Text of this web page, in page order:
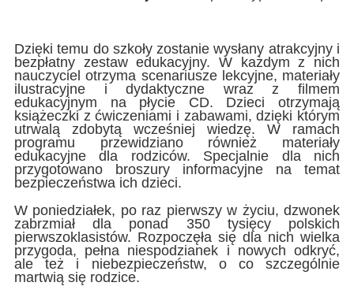
Dzięki temu do szkoły zostanie wysłany atrakcyjny i
bezpłatny zestaw edukacyjny. W każdym z nich
nauczyciel otrzyma scenariusze lekcyjne, materiały
ilustracyjne i dydaktyczne wraz z filmem
edukacyjnym na płycie CD. Dzieci otrzymają
książeczki z ćwiczeniami i zabawami, dzięki którym
utrwalą zdobytą wcześniej wiedzę. W ramach
programu przewidziano również materiały
edukacyjne dla rodziców. Specjalnie dla nich
przygotowano broszury informacyjne na temat
bezpieczeństwa ich dzieci.
W poniedziałek, po raz pierwszy w życiu, dzwonek
zabrzmiał dla ponad 350 tysięcy polskich
pierwszoklasistów. Rozpoczęła się dla nich wielka
przygoda, pełna niespodzianek i nowych odkryć,
ale też i niebezpieczeństw, o co szczególnie
martwią się rodzice.